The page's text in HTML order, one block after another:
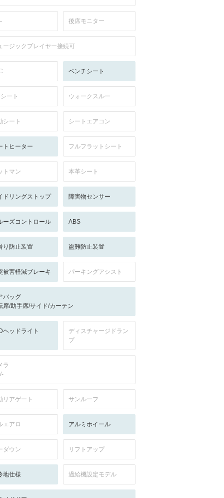
後席モニター
ージックプレイヤー接続可
ベンチシート
ート ウォークスルー
シート シートエアコン
トヒーター フルフラットシート
トマン 本革シート
ドリングストップ 障害物センサー
ーズコントロール ABS
り防止装置 盗難防止装置
被害軽減ブレーキ パーキングアシスト
バッグ
席/助手席/サイド/カーテン
ヘッドライト
ディスチャージドラン
プ
ラ
リアゲート サンルーフ
エアロ アルミホイール
ダウン リフトアップ
地仕様 過給機設定モデル